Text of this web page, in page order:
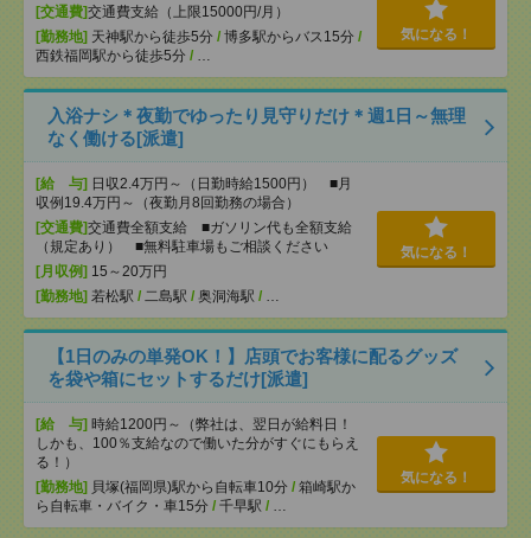
[交通費]交通費支給（上限15000円/月）
[勤務地] 天神駅から徒歩5分 / 博多駅からバス15分 /
西鉄福岡駅から徒歩5分 / …
気になる！
入浴ナシ＊夜勤でゆったり見守りだけ＊週1日～無理
なく働ける[派遣]
[給 与] 日収2.4万円～（日勤時給1500円） ■月
収例19.4万円～（夜勤月8回勤務の場合）
[交通費]交通費全額支給 ■ガソリン代も全額支給
（規定あり） ■無料駐車場もご相談ください
[月収例] 15～20万円
[勤務地] 若松駅 / 二島駅 / 奥洞海駅 / …
気になる！
【1日のみの単発OK！】店頭でお客様に配るグッズ
を袋や箱にセットするだけ[派遣]
[給 与] 時給1200円～（弊社は、翌日が給料日！
しかも、100％支給なので働いた分がすぐにもらえ
る！）
[勤務地] 貝塚(福岡県)駅から自転車10分 / 箱崎駅か
ら自転車・バイク・車15分 / 千早駅 / …
気になる！